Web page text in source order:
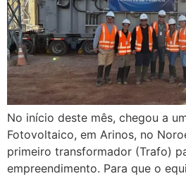
No início deste mês, chegou a
Fotovoltaico, em Arinos, no
primeiro transformador (Trafo)
empreendimento. Para que o